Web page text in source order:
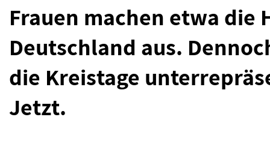
Frauen machen etwa
Deutschland aus.
die Kreistage
Jetzt.